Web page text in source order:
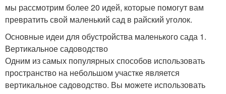
мы рассмотрим более 20 идей, которые помогут вам
превратить свой маленький сад в райский уголок.
Основные идеи для обустройства маленького сада 1.
Вертикальное садоводство
Одним из самых популярных способов использовать
пространство на небольшом участке является
вертикальное садоводство. Вы можете использовать